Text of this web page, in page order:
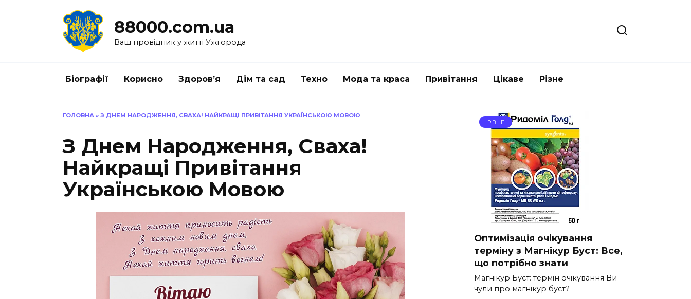
88000.com.ua
Ваш провідник у житті Ужгорода
Біографії Корисно Здоров’я Дім та сад Техно Мода та краса Привітання Цікаве Різне
ГОЛОВНА » З ДНЕМ НАРОДЖЕННЯ, СВАХА! НАЙКРАЩІ ПРИВІТАННЯ УКРАЇНСЬКОЮ МОВОЮ
З Днем Народження, Сваха!
Найкращі Привітання
Українською Мовою
РІЗНЕ
Оптимізація очікування
терміну з Магнікур Буст: Все,
що потрібно знати
Магнікур Буст: термін очікування Ви
чули про магнікур буст?